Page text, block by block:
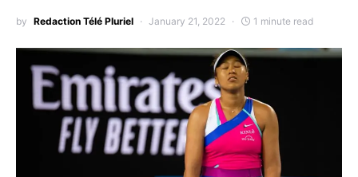
by Redaction Télé Pluriel January 21, 2022 1 minute read